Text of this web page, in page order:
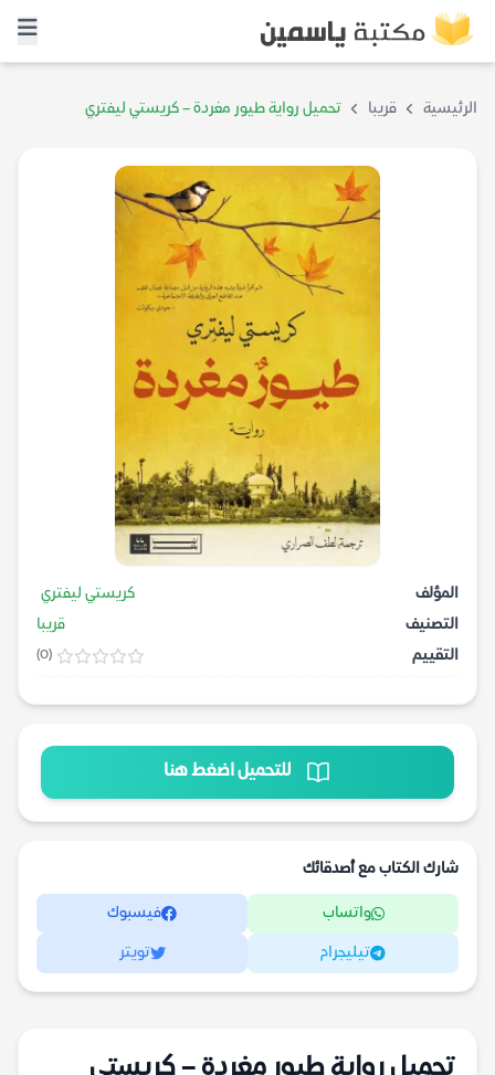
الرئيسية قريبا تحميل رواية طيور مغردة – كريستي ليفتري
المؤلف
كريستي ليفتري
التصنيف
قريبا
التقييم
(0)
للتحميل اضغط هنا
شارك الكتاب مع أصدقائك
واتساب فيسبوك
تيليجرام تويتر